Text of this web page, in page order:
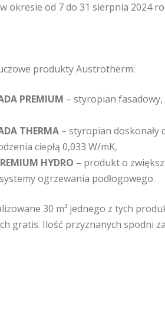
okresie od 7 do 31 sierpnia 2024
produkty Austrotherm:
PREMIUM – styropian
THERMA – styropian doskonały
ciepłą 0,033 W/mK,
HYDRO – produkt o
ogrzewania podłogowego.
30 m³ jednego z tych
gratis. Ilość przyznanych spodni